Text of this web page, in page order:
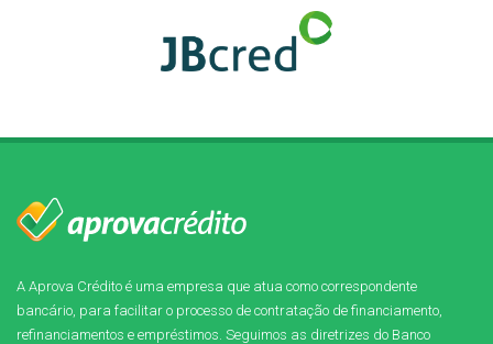
A Aprova Crédito é uma empresa que atua como correspondente
bancário, para facilitar o processo de contratação de financiamento,
refinanciamentos e empréstimos. Seguimos as diretrizes do Banco